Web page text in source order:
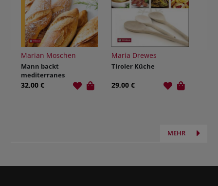
Marian Moschen
Mann backt
mediterranes
Brot
32,00 €
Maria Drewes
Tiroler Küche
29,00 €
MEHR